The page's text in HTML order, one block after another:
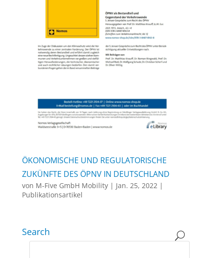
ÖKONOMISCHE UND REGULATORISCHE
ZUKÜNFTE DES ÖPNV IN DEUTSCHLAND
von M-Five GmbH Mobility| Jan. 25, 2022|
Publikationsartikel
Search